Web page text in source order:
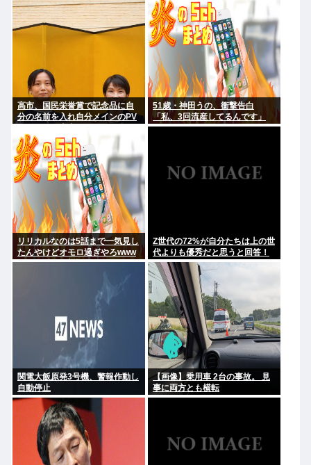
が9日以降捜索予定
高市、国民栄誉賞で記念品に自
分の名前を入れ自分メインのPV
w
51歳・神田うの、衝撃告白
「私、3回流産してるんです」
リリカルなのは5話まで一気見し
たんやけどオモロ過ぎやろwww
何で嫌儲で一切話題にならん
Z世代の72%が自分たちは上の世
代よりも優秀だと思うと回答！
関電大飯原発3号機、警報作動し
自動停止
【画像】乗用車 2台の事故。 見
事に両方とも横転